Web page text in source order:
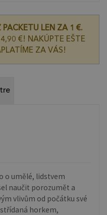
PACKETU LEN ZA 1 €.
€! NAKÚPTE EŠTE
ZA VÁS!
o umělé, lidstvem
naučit porozumět a
vlivům od počátku své
horkem,